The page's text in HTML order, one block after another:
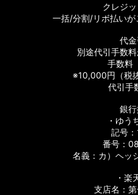
クレジ
一括/分割/リボ払いが
代
別途代引手数料
手数
※10,000円（税
代引手
銀
・ゆう
記号
番号：
名義：カ）ヘッ
・楽
支店名：